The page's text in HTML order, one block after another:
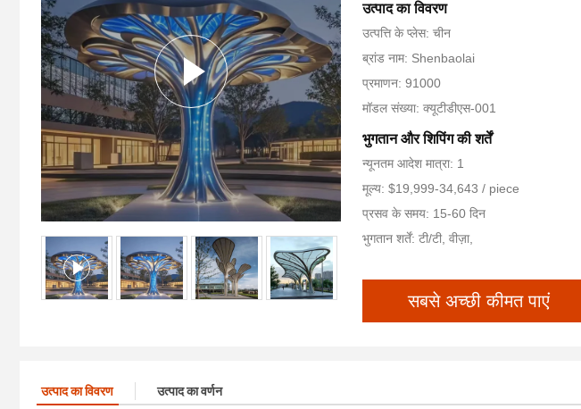
उत्पाद का विवरण
उत्पत्ति के प्लेस: चीन
ब्रांड नाम: Shenbaolai
प्रमाणन: 91000
मॉडल संख्या: क्यूटीडीएस-001
भुगतान और शिपिंग की शर्तें
न्यूनतम आदेश मात्रा: 1
मूल्य: $19,999-34,643 / piece
प्रसव के समय: 15-60 दिन
भुगतान शर्तें: टी/टी, वीज़ा,
सबसे अच्छी कीमत पाएं
उत्पाद का विवरण उत्पाद का वर्णन